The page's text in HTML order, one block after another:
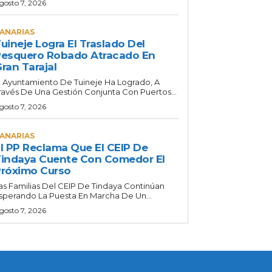
7, 2026
Logra El Traslado Del
Robado Atracado En
Tarajal
Ayuntamiento De Tuineje Ha Logrado, A
De Una Gestión Conjunta Con Puertos...
7, 2026
PP Reclama Que El CEIP De
Cuente Con Comedor El
Curso
Familias Del CEIP De Tindaya Continúan
La Puesta En Marcha De Un...
7, 2026